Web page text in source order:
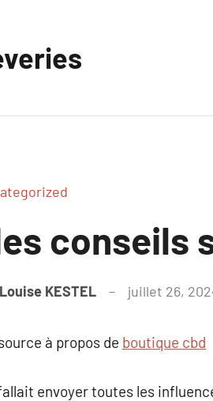
conseils
Louise KESTEL juillet 26,
à propos de boutique cbd
fallait envoyer toutes les